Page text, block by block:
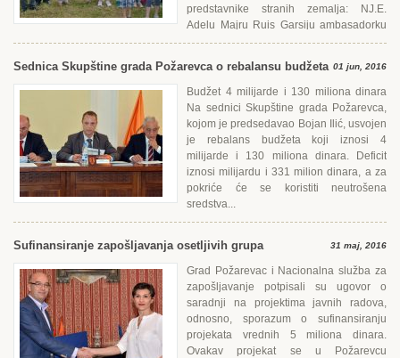
predstavnike stranih zemalja: NJ.Е.
Adelu Majru Ruis Garsiju ambasadorku
Kube i NJ.Е. Abdelhamida Šebšuba ambasadora...
Sednica Skupštine grada Požarevca o rebalansu budžeta 01 jun, 2016
Budžet 4 milijarde i 130 miliona dinara
Na sednici Skupštine grada Požarevca,
kojom je predsedavao Bojan Ilić, usvojen
je rebalans budžeta koji iznosi 4
milijarde i 130 miliona dinara. Deficit
iznosi milijardu i 331 milion dinara, a za
pokriće će se koristiti neutrošena
sredstva...
Sufinansiranje zapošljavanja osetljivih grupa 31 maj, 2016
Grad Požarevac i Nacionalna služba za
zapošljavanje potpisali su ugovor o
saradnji na projektima javnih radova,
odnosno, sporazum o sufinansiranju
projekata vrednih 5 miliona dinara.
Ovakav projekat se u Požarevcu